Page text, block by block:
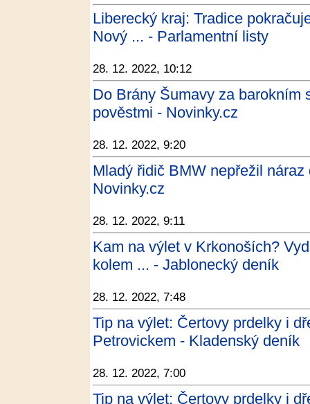
Liberecký kraj: Tradice
Nový ... - Parlamentní listy
28. 12. 2022, 10:12
Do Brány Šumavy za barokním
pověstmi - Novinky.cz
28. 12. 2022, 9:20
Mladý řidič BMW nepřežil
Novinky.cz
28. 12. 2022, 9:11
Kam na výlet v Krkonoších?
kolem ... - Jablonecký deník
28. 12. 2022, 7:48
Tip na výlet: Čertovy prdelky i
Petrovickem - Kladenský deník
28. 12. 2022, 7:00
Tip na výlet: Čertovy prdelky i